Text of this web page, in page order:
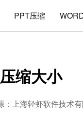
PPT压缩
缩大小
：上海轻虾软件技术